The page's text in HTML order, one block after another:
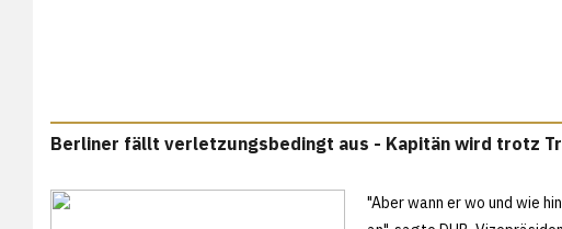
Berliner fällt verletzungsbedingt aus - Kapitän wird trotz
"Aber wann er wo und wie